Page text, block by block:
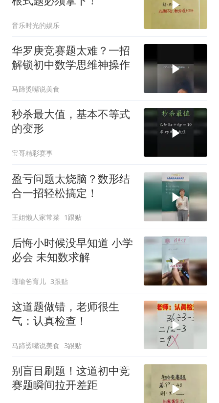
音乐时光的娱乐
华罗庚竞赛题太难？一招
解锁初中数学思维神操作
马蹄烫嘴说美食
秒杀最大值，基本不等式
的变形
宝哥精彩赛事
盈亏问题太烧脑？数形结
合一招轻松搞定！
王姐懒人家常菜 1跟贴
后悔小时候没早知道 小学
必会 未知数求解
瑾瑜爸育儿 3跟贴
这道题做错，老师很生
气：认真检查！
马蹄烫嘴说美食 3跟贴
别盲目刷题！这道初中竞
赛题瞬间拉开差距